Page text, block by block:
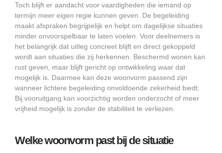
Toch blijft er aandacht voor vaardigheden die iemand op
termijn meer eigen regie kunnen geven. De begeleiding
maakt afspraken begrijpelijk en helpt om dagelijkse situaties
minder onvoorspelbaar te laten voelen. Voor deelnemers is
het belangrijk dat uitleg concreet blijft en direct gekoppeld
wordt aan situaties die zij herkennen. Beschermd wonen kan
rust geven, maar blijft gericht op ontwikkeling waar dat
mogelijk is. Daarmee kan deze woonvorm passend zijn
wanneer lichtere begeleiding onvoldoende zekerheid biedt.
Bij vooruitgang kan voorzichtig worden onderzocht of meer
vrijheid mogelijk is zonder de stabiliteit te verliezen.
Welke woonvorm past bij de situatie